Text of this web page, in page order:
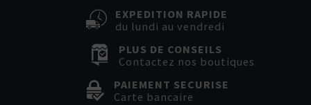
EXPEDITION RAPIDE
du lundi au vendredi
PLUS DE CONSEILS
Contactez nos boutiques
PAIEMENT SECURISE
Carte bancaire